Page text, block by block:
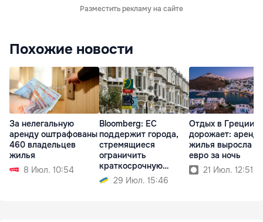
Разместить рекламу на сайте
Похожие новости
За нелегальную
аренду оштрафованы
460 владельцев
жилья
8 Июл. 10:54
Bloomberg: ЕС
поддержит города,
стремящиеся
ограничить
краткосрочную
аренду жилья
29 Июл. 15:46
Отдых в Греции
дорожает: аренда
жилья выросла
евро за ночь
21 Июл. 12:51